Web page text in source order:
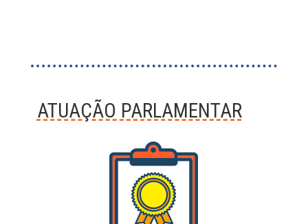
ATUAÇÃO PARLAMENTAR